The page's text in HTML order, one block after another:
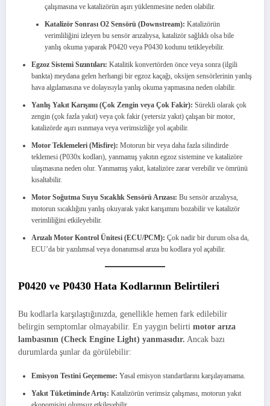
çalışmasına ve katalizörün aşırı yüklenmesine neden olabilir.
Katalizör Sonrası O2 Sensörü (Downstream): Katalizörün
verimliliğini izleyen bu sensör arızalıysa, katalizör sağlıklı olsa bile
yanlış okuma yaparak P0420 veya P0430 kodunu tetikleyebilir.
Egzoz Sistemi Sızıntıları: Katalitik konvertörden önce veya sonra (ilgili
bankta) meydana gelen herhangi bir egzoz kaçağı, oksijen sensörlerinin yanlış
hava algılamasına ve dolayısıyla yanlış okuma yapmasına neden olabilir.
Yanlış Yakıt Karışımı (Çok Zengin veya Çok Fakir): Sürekli olarak çok
zengin (çok fazla yakıt) veya çok fakir (yetersiz yakıt) çalışan bir motor,
katalizörde aşırı ısınmaya veya verimsizliğe yol açabilir.
Motor Teklemeleri (Misfire): Motorun bir veya daha fazla silindirde
teklemesi (P030x kodları), yanmamış yakıtın egzoz sistemine ve katalizöre
ulaşmasına neden olur. Yanmamış yakıt, katalizöre zarar verebilir ve ömrünü
kısaltabilir.
Motor Soğutma Suyu Sıcaklık Sensörü Arızası: Bu sensör arızalıysa,
motorun sıcaklığını yanlış okuyarak yakıt karışımını bozabilir ve katalizör
verimliliğini etkileyebilir.
Arızalı Motor Kontrol Ünitesi (ECU/PCM): Çok nadir bir durum olsa da,
ECU’da bir yazılımsal veya donanımsal arıza bu kodlara yol açabilir.
P0420 ve P0430 Hata Kodlarının Belirtileri
Bu kodlarla karşılaştığınızda, genellikle hemen fark edilebilir
belirgin semptomlar olmayabilir. En yaygın belirti motor arıza
lambasının (Check Engine Light) yanmasıdır. Ancak bazı
durumlarda şunlar da görülebilir:
Emisyon Testini Geçememe: Yasal emisyon standartlarını karşılayamama.
Yakıt Tüketiminde Artış: Katalizörün verimsiz çalışması, motorun yakıt